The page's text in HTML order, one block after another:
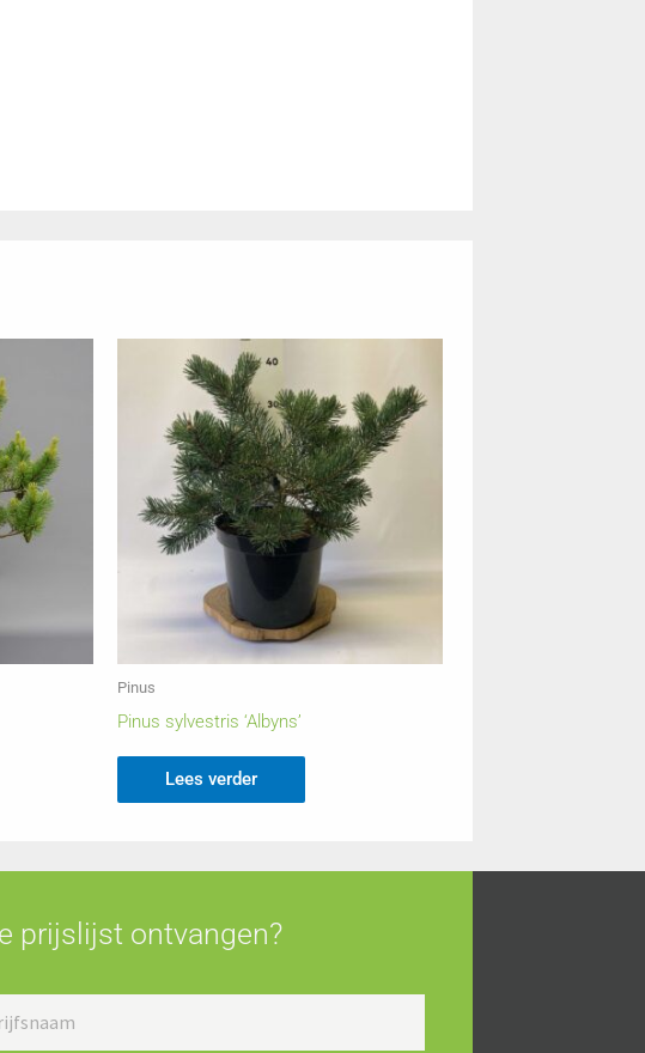
Pinus
Pinus sylvestris ‘Albyns’
Lees verder
prijslijst ontvangen?